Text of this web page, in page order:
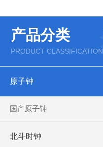
产品分类
PRODUCT CLASSIFICATION
原子钟
国产原子钟
北斗时钟